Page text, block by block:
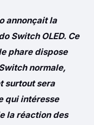
annonçait la
Switch OLED. Ce
phare dispose
normale,
surtout sera
qui intéresse
la réaction des